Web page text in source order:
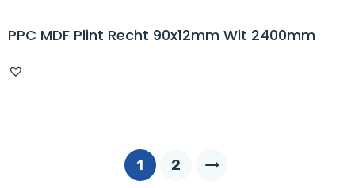
PPC MDF Plint Recht 90x12mm Wit 2400mm
1 2